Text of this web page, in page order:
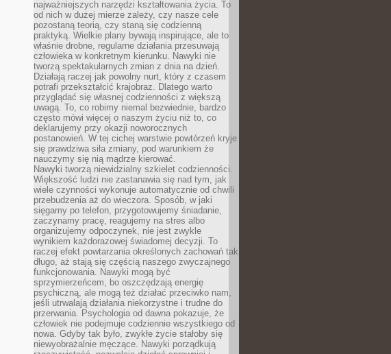
najważniejszych narzędzi kształtowania życia. To
od nich w dużej mierze zależy, czy nasze cele
pozostaną teorią, czy staną się codzienną
praktyką. Wielkie plany bywają inspirujące, ale to
właśnie drobne, regularne działania przesuwają
człowieka w konkretnym kierunku. Nawyki nie
tworzą spektakularnych zmian z dnia na dzień.
Działają raczej jak powolny nurt, który z czasem
potrafi przekształcić krajobraz. Dlatego warto
przyglądać się własnej codzienności z większą
uwagą. To, co robimy niemal bezwiednie, bardzo
często mówi więcej o naszym życiu niż to, co
deklarujemy przy okazji noworocznych
postanowień. W tej cichej warstwie powtórzeń kryje
się prawdziwa siła zmiany, pod warunkiem że
nauczymy się nią mądrze kierować.
Nawyki tworzą niewidzialny szkielet codzienności.
Większość ludzi nie zastanawia się nad tym, jak
wiele czynności wykonuje automatycznie od chwili
przebudzenia aż do wieczora. Sposób, w jaki
sięgamy po telefon, przygotowujemy śniadanie,
zaczynamy pracę, reagujemy na stres albo
organizujemy odpoczynek, nie jest zwykle
wynikiem każdorazowej świadomej decyzji. To
raczej efekt powtarzania określonych zachowań tak
długo, aż stają się częścią naszego zwyczajnego
funkcjonowania. Nawyki mogą być
sprzymierzeńcem, bo oszczędzają energię
psychiczną, ale mogą też działać przeciwko nam,
jeśli utrwalają działania niekorzystne i trudne do
przerwania. Psychologia od dawna pokazuje, że
człowiek nie podejmuje codziennie wszystkiego od
nowa. Gdyby tak było, zwykłe życie stałoby się
niewyobrażalnie męczące. Nawyki porządkują